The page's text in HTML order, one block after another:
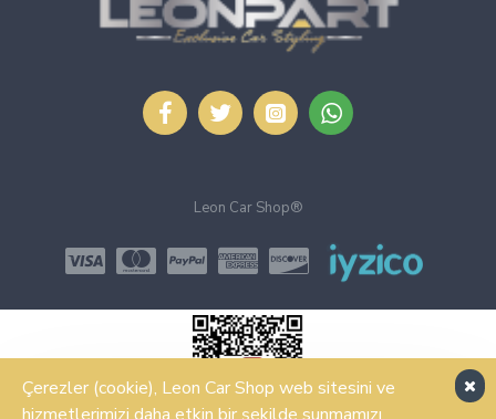
Leon Car Shop®
Çerezler (cookie), Leon Car Shop web sitesini ve